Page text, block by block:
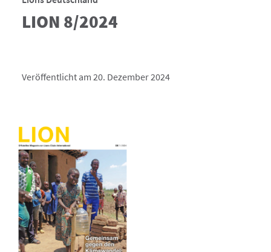
LION 8/2024
Veröffentlicht am 20. Dezember 2024